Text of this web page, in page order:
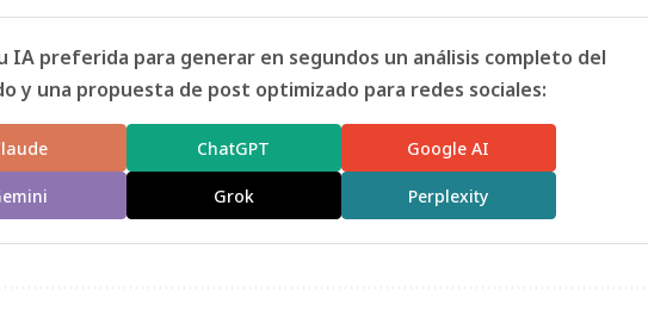
IA preferida para generar en segundos un análisis completo del
y una propuesta de post optimizado para redes sociales:
ChatGPT Google AI
Grok Perplexity